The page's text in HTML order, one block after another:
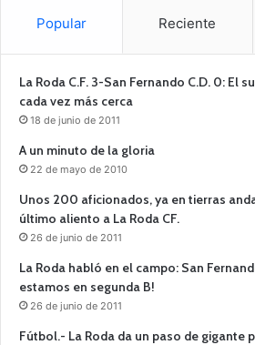
Popular Reciente
La Roda C.F. 3-San Fernando C.D. 0: El
cada vez más cerca
18 de junio de 2011
A un minuto de la gloria
22 de mayo de 2010
Unos 200 aficionados, ya en tierras
último aliento a La Roda CF.
26 de junio de 2011
La Roda habló en el campo: San
estamos en segunda B!
26 de junio de 2011
Fútbol.- La Roda da un paso de gigante